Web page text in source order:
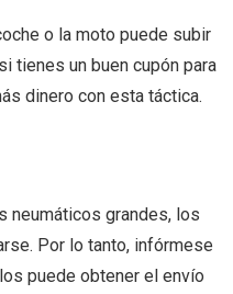
o la moto puede subir
tienes un buen cupón para
dinero con esta táctica.
neumáticos grandes, los
Por lo tanto, infórmese
puede obtener el envío